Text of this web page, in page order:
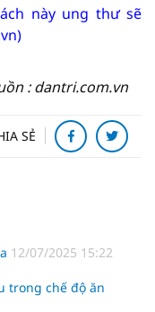
này ung thư sẽ
: dantri.com.vn
SẺ
12/07/2025 15:22
trong chế độ ăn